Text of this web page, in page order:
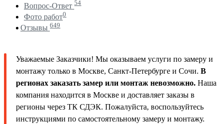
Вопрос-Ответ 54
Фото работ0
Отзывы 649
Уважаемые Заказчики! Мы оказываем услуги по замеру и
монтажу только в Москве, Санкт-Петербурге и Сочи. В
регионах заказать замер или монтаж невозможно. Наша
компания находится в Москве и доставляет заказы в
регионы через ТК СДЭК. Пожалуйста, воспользуйтесь
инструкциями по самостоятельному замеру и монтажу.